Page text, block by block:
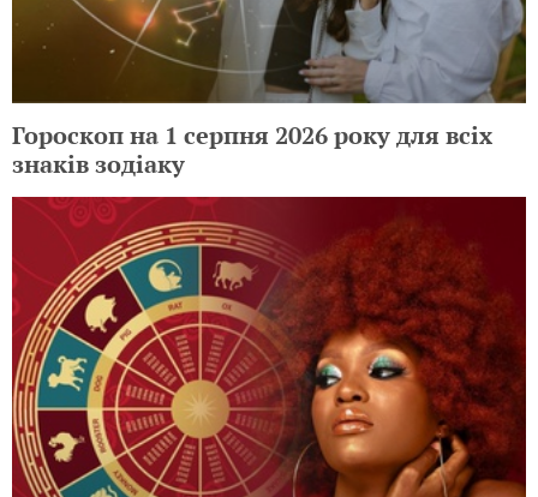
Гороскоп на 1 серпня 2026 року для всіх
знаків зодіаку